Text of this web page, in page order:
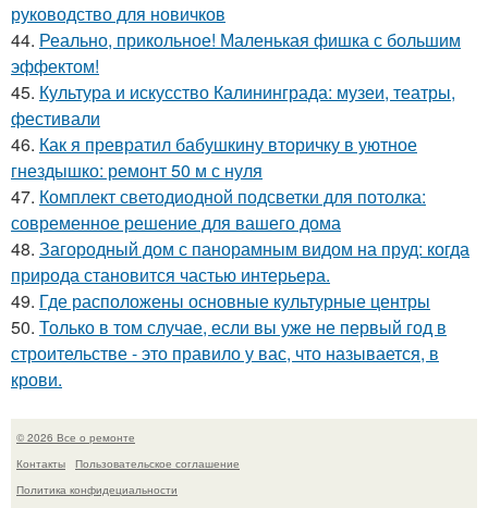
руководство для новичков
44. Реально, прикольное! Маленькая фишка с большим
эффектом!
45. Культура и искусство Калининграда: музеи, театры,
фестивали
46. Как я превратил бабушкину вторичку в уютное
гнездышко: ремонт 50 м с нуля
47. Комплект светодиодной подсветки для потолка:
современное решение для вашего дома
48. Загородный дом с панорамным видом на пруд: когда
природа становится частью интерьера.
49. Где расположены основные культурные центры
50. Только в том случае, если вы уже не первый год в
строительстве - это правило у вас, что называется, в
крови.
© 2026 Все о ремонте
Контакты
Пользовательское соглашение
Политика конфидециальности